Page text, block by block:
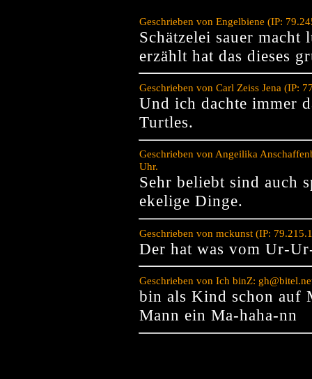
Geschrieben von Engelbiene (IP:
Schätzelei sauer macht
erzählt hat das dieses
Geschrieben von Carl Zeiss Jena (IP:
Und ich dachte immer
Turtles.
Geschrieben von Angeilika
Uhr.
Sehr beliebt sind auch
ekelige Dinge.
Geschrieben von mckunst (IP:
Der hat was vom Ur-
Geschrieben von Ich binZ:
bin als Kind schon auf
Mann ein Ma-haha-nn